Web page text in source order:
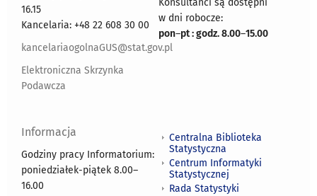
16.15
Kancelaria: +48 22 608 30 00
kancelariaogolnaGUS@stat.gov.pl
Elektroniczna Skrzynka
Podawcza
Konsultanci są dostępni
w dni robocze:
pon–pt : godz. 8.00–15.00
Informacja
Godziny pracy Informatorium:
poniedziałek-piątek 8.00–
16.00
Centralna Biblioteka
Statystyczna
Centrum Informatyki
Statystycznej
Rada Statystyki